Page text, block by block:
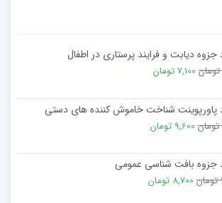
جزوه دیابت و فرایند پرستاری در اطفال
7,100 تومان
پاورپوینت شناخت خاموش کننده های دستی
9,600 تومان
جزوه بافت شناسی عمومی
8,700 تومان